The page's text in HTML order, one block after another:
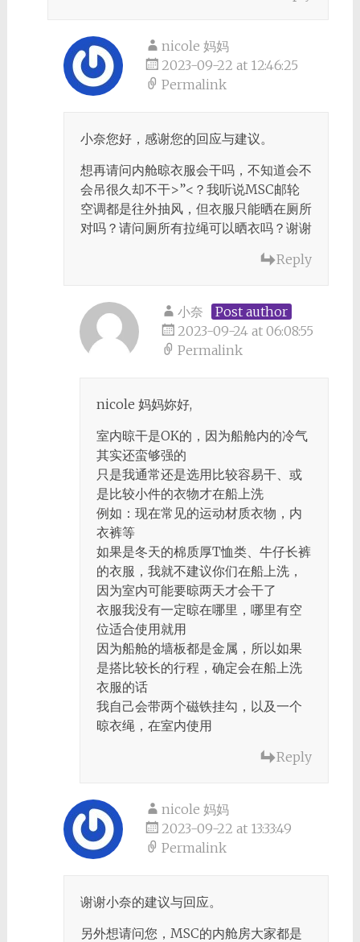
nicole 妈妈
2023-09-22 at 12:46:25
Permalink
小奈您好，感谢您的回应与建议。
想再请问内舱晾衣服会干吗，不知道会不
会吊很久却不干>”<？我听说MSC邮轮
空调都是往外抽风，但衣服只能晒在厕所
对吗？请问厕所有拉绳可以晒衣吗？谢谢
Reply
小奈
Post author
2023-09-24 at 06:08:55
Permalink
nicole 妈妈妳好,
室内晾干是OK的，因为船舱内的冷气
其实还蛮够强的
只是我通常还是选用比较容易干、或
是比较小件的衣物才在船上洗
例如：现在常见的运动材质衣物，内
衣裤等
如果是冬天的棉质厚T恤类、牛仔长裤
的衣服，我就不建议你们在船上洗，
因为室内可能要晾两天才会干了
衣服我没有一定晾在哪里，哪里有空
位适合使用就用
因为船舱的墙板都是金属，所以如果
是搭比较长的行程，确定会在船上洗
衣服的话
我自己会带两个磁铁挂勾，以及一个
晾衣绳，在室内使用
Reply
nicole 妈妈
2023-09-22 at 13:33:49
Permalink
谢谢小奈的建议与回应。
另外想请问您，MSC的内舱房大家都是